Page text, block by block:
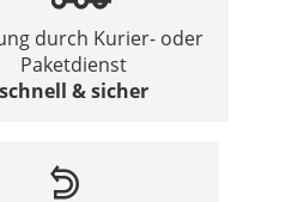
durch Kurier- oder
Paketdienst
schnell & sicher